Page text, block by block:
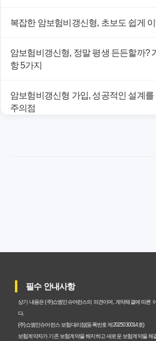
복잡한 암보험비갱신형, 초보도 쉽게
암보험비갱신형, 정말 평생 든든할까?
항 5가지
암보험비갱신형 가입, 성공적인 설계
주의점
갱신형 암보험과 비갱신형, 어떤 차이
암보험비갱신형, 평생 고정 보험료의
선택 기준
암보험 비갱신형, 왜 지금 선택해야 할
필수 안내사항
상기 내용은 (주)쇼엠인슈어런스의 의견이며, 계약체결에 따른
다.
(주)쇼엠인슈어런스 보험대리점(등록번호 제2025030014호)
보험계약자가 기존 보험계약을 해지하고 새로운 보험계약을 체